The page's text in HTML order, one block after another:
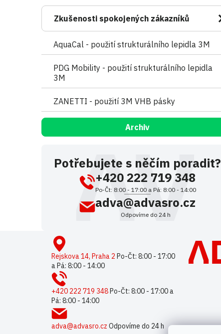
Zkušenosti spokojených zákazníků
AquaCal - použití strukturálního lepidla 3M
PDG Mobility - použití strukturálního lepidla
3M
ZANETTI - použití 3M VHB pásky
Archiv
Potřebujete s něčím poradit?
+420 222 719 348
Po-Čt: 8:00 - 17:00 a Pá: 8:00 - 14:00
adva@advasro.cz
Odpovíme do 24 h
Rejskova 14, Praha 2 Po-Čt: 8:00 - 17:00
a Pá: 8:00 - 14:00
+420 222 719 348Po-Čt: 8:00 - 17:00 a
Pá: 8:00 - 14:00
adva@advasro.cz Odpovíme do 24 h